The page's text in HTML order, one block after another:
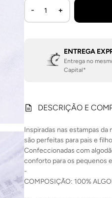
ENTREGA
Entrega no
Capital*
DESCRIÇÃO E
Inspiradas nas estampas da
são perfeitas para pais e
Confeccionadas com
conforto para os pequenos
-
COMPOSIÇÃO: 100%